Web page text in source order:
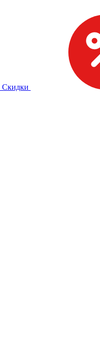
Скидки